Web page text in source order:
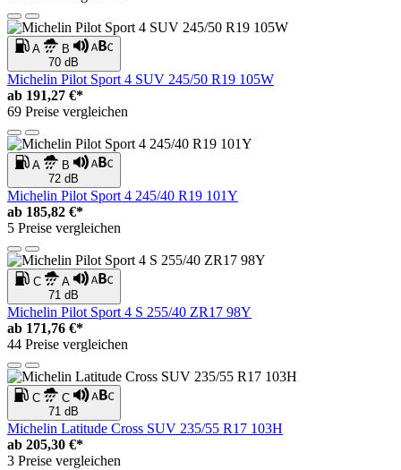
A
B
70 dB
Michelin Pilot Sport 4 SUV 245/50 R19 105W
ab 191,27 €*
69 Preise vergleichen
A
B
72 dB
Michelin Pilot Sport 4 245/40 R19 101Y
ab 185,82 €*
5 Preise vergleichen
C
A
71 dB
Michelin Pilot Sport 4 S 255/40 ZR17 98Y
ab 171,76 €*
44 Preise vergleichen
C
C
71 dB
Michelin Latitude Cross SUV 235/55 R17 103H
ab 205,30 €*
3 Preise vergleichen